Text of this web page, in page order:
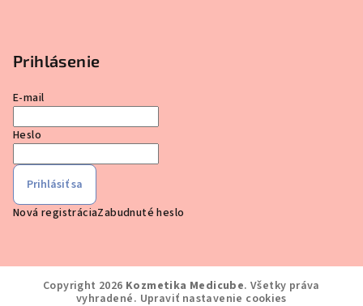
Prihlásenie
E-mail
Heslo
Prihlásiť sa
Nová registráciaZabudnuté heslo
Copyright 2026 Kozmetika Medicube. Všetky práva
vyhradené. Upraviť nastavenie cookies